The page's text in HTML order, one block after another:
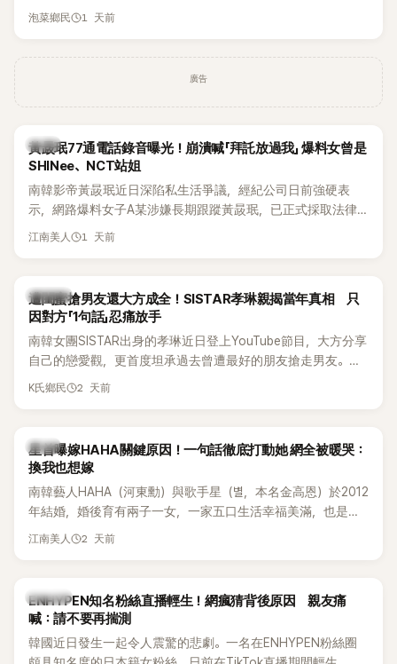
獲選為第三首翻唱歌曲的主唱，並於近期完成錄音。
泡菜鄉民 1 天前
廣告
韓星
黃晸珉77通電話錄音曝光！崩潰喊「拜託放過我」 爆料女曾是
SHINee、NCT站姐
南韓影帝黃晸珉近日深陷私生活爭議，經紀公司日前強硬表
示，網路爆料女子A某涉嫌長期跟蹤黃晸珉，已正式採取法律
行動。不過，A並未停止發聲，持續透過社群平台公開爆料，反
的錄音內容，而A也首度承認自己過去曾是SHINee、NCT等偶
像團體的「站姐」，事件持續延燒。
江南美人 1 天前
K-POP
遭閨蜜搶男友還大方成全！SISTAR孝琳親揭當年真相 只
因對方「1句話」忍痛放手
南韓女團SISTAR出身的孝琳近日登上YouTube節目，大方分享
自己的戀愛觀，更首度坦承過去曾遭最好的朋友搶走男友。她
表示，當時選擇瀟灑放手，但如果同樣的事情現在再發生，「我
K氏鄉民 2 天前
韓星
星首曝嫁HAHA關鍵原因！一句話徹底打動她 網全被暖哭：
換我也想嫁
南韓藝人HAHA（河東勳）與歌手星（별，本名金高恩）於2012
年結婚，婚後育有兩子一女，一家五口生活幸福美滿，也是韓
國演藝圈公認的模範夫妻。近日，星首度公開當年決定嫁給
江南美人 2 天前
K-POP
ENHYPEN知名粉絲直播輕生！網瘋猜背後原因 親友痛
喊：請不要再揣測
韓國近日發生一起令人震驚的悲劇。一名在ENHYPEN粉絲圈